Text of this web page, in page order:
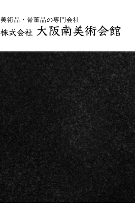
美術品・骨董品の専門会社